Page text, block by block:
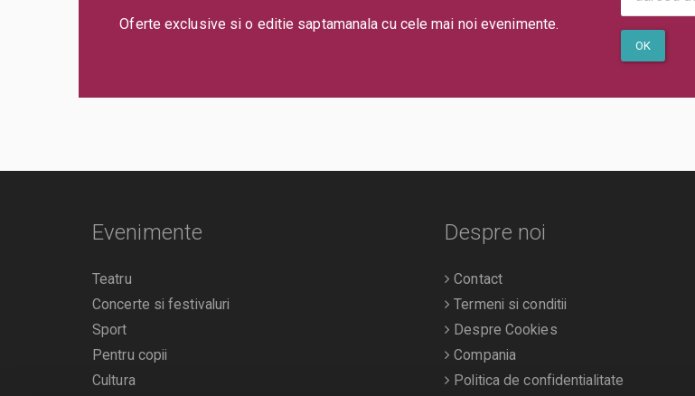
Oferte exclusive si o editie saptamanala cu cele mai noi evenimente.
OK
Evenimente
Teatru
Concerte si festivaluri
Sport
Pentru copii
Cultura
Despre noi
Contact
Termeni si conditii
Despre Cookies
Compania
Politica de confidentialitate